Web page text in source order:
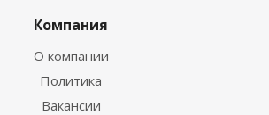
Компания
О компании
Политика
Вакансии